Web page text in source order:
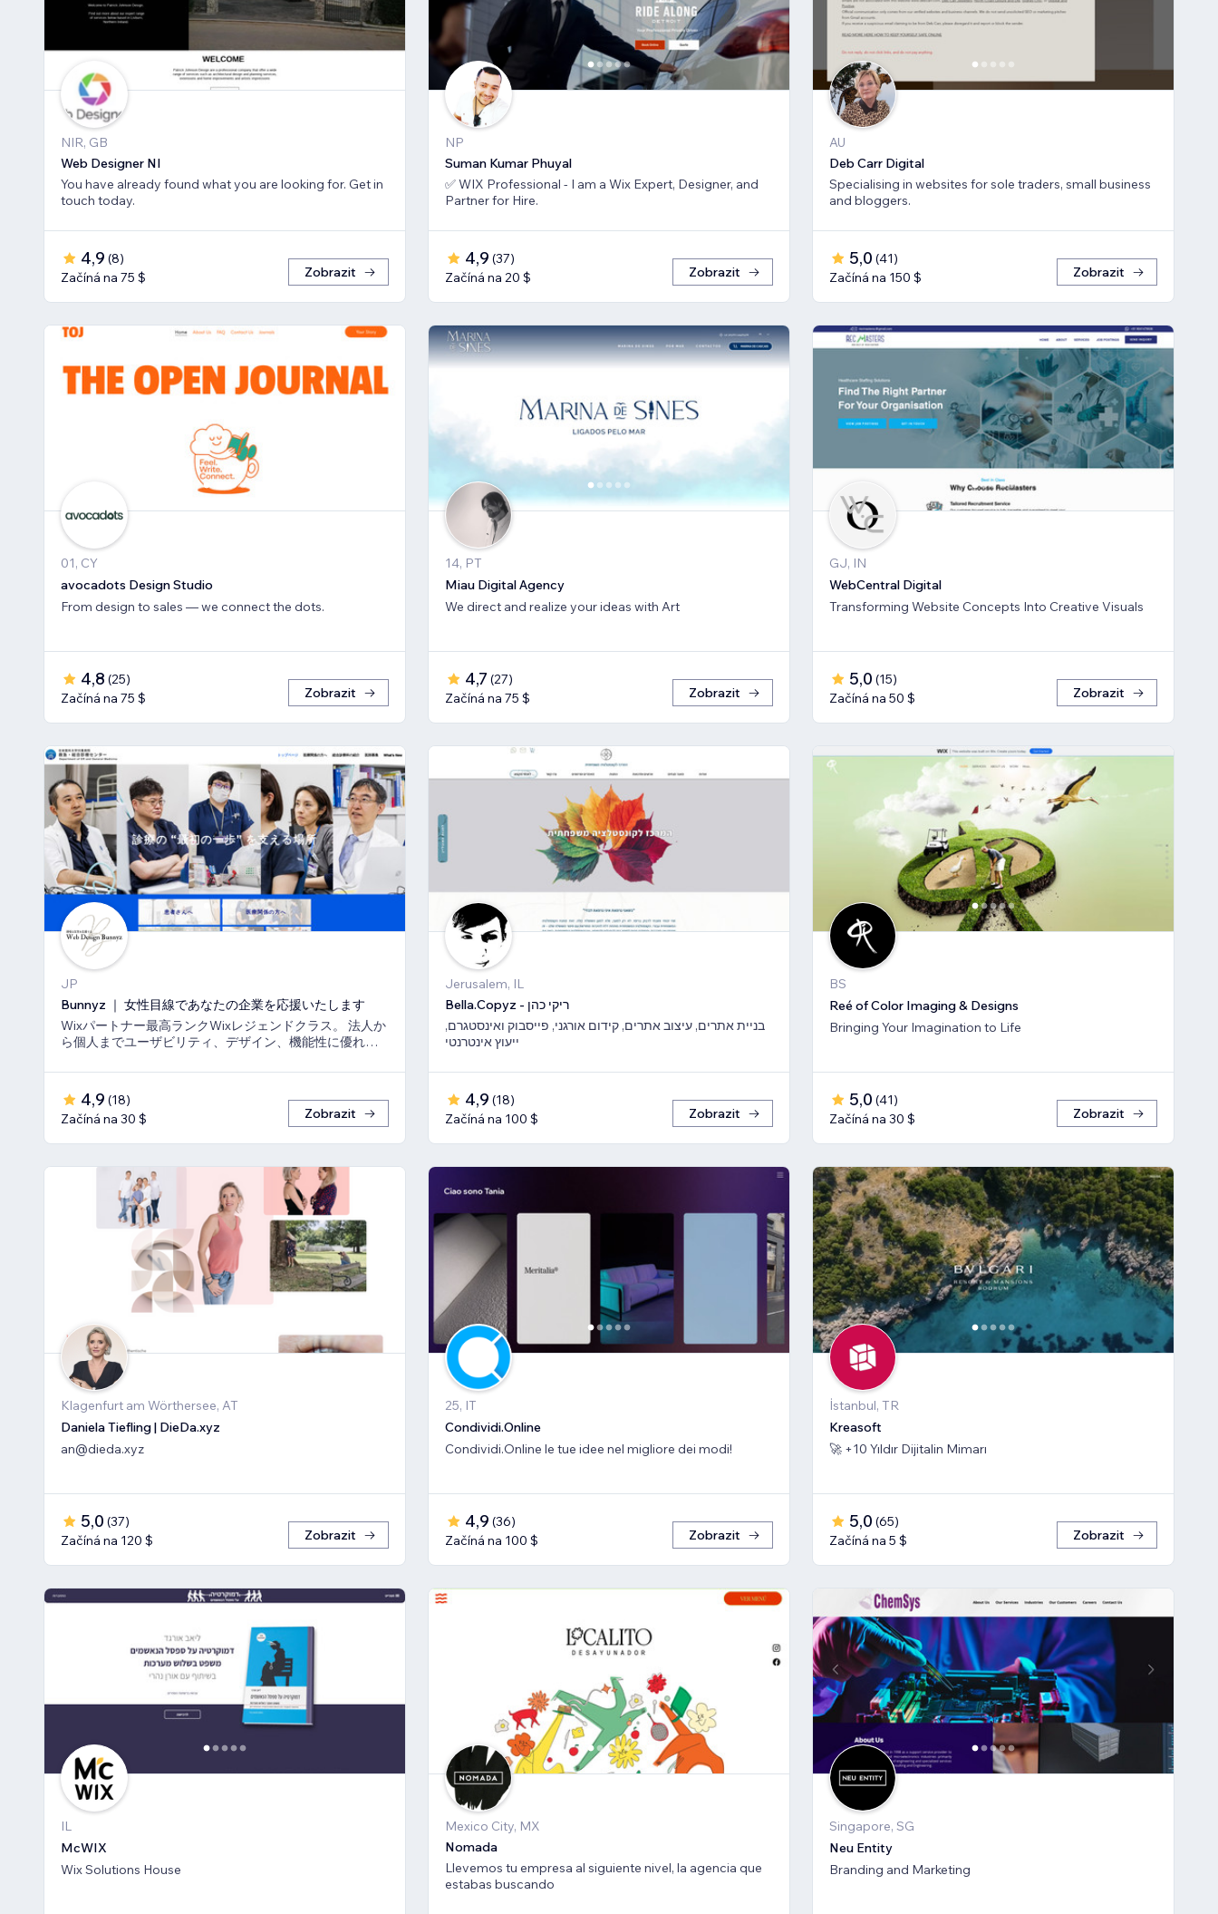
NIR, GB
Web Designer NI
You have already found what you are looking for. Get in
touch today.
4,9 (8)
Začíná na 75 $
Zobrazit
NP
Suman Kumar Phuyal
✅ WIX Professional - I am a Wix Expert, Designer, and
Partner for Hire.
4,9 (37)
Začíná na 20 $
Zobrazit
AU
Deb Carr Digital
Specialising in websites for sole traders, small business
and bloggers.
5,0 (41)
Začíná na 150 $
Zobrazit
01, CY
avocadots Design Studio
From design to sales — we connect the dots.
4,8 (25)
Začíná na 75 $
Zobrazit
14, PT
Miau Digital Agency
We direct and realize your ideas with Art
4,7 (27)
Začíná na 75 $
Zobrazit
GJ, IN
WebCentral Digital
Transforming Website Concepts Into Creative Visuals
5,0 (15)
Začíná na 50 $
Zobrazit
JP
Bunnyz ｜ 女性目線であなたの企業を応援いたします
Wixパートナー最高ランクWixレジェンドクラス。 法人か
ら個人までユーザビリティ、デザイン、機能性に優れた
4,9 (18)
Začíná na 30 $
Zobrazit
Jerusalem, IL
Bella.Copyz - ריקי כהן
בניית אתרים, עיצוב אתרים, קידום אורגני, פייסבוק ואינסטגרם,
ייעוץ אינטרנטי
4,9 (18)
Začíná na 100 $
Zobrazit
BS
Reé of Color Imaging & Designs
Bringing Your Imagination to Life
5,0 (41)
Začíná na 30 $
Zobrazit
Klagenfurt am Wörthersee, AT
Daniela Tiefling | DieDa.xyz
an@dieda.xyz
5,0 (37)
Začíná na 120 $
Zobrazit
25, IT
Condividi.Online
Condividi.Online le tue idee nel migliore dei modi!
4,9 (36)
Začíná na 100 $
Zobrazit
İstanbul, TR
Kreasoft
🚀 +10 Yıldır Dijitalin Mimarı
5,0 (65)
Začíná na 5 $
Zobrazit
IL
McWIX
Wix Solutions House
Mexico City, MX
Nomada
Llevemos tu empresa al siguiente nivel, la agencia que
estabas buscando
Singapore, SG
Neu Entity
Branding and Marketing